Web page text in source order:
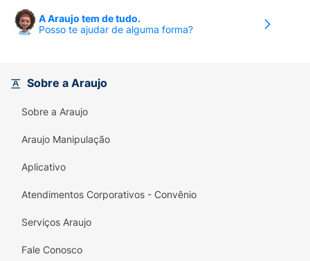
Feita de silicone 100%: leve, segura e fácil de
a saúde do seu bebê.
Design ergonômico: conforto na hora de usar.
Acalma e conforta: ideal para momentos de
dor e incômodo.
Dê ao seu bebê a suavidade e segurança que
ele merece com a Chupeta Lolly Kinddy. A
escolha certa para um início tranquilo e
A Araujo tem de tudo.
Posso te ajudar de alguma forma?
Sobre a Araujo
Sobre a Araujo
Araujo Manipulação
Aplicativo
Atendimentos Corporativos - Convênio
Serviços Araujo
Fale Conosco